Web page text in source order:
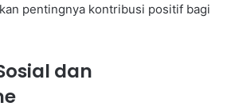
pentingnya kontribusi positif bagi
dan